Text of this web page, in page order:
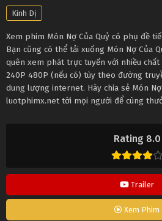
Rating 8.0
Trailer
Xem Phim
Kinh Dị
Xem phim Món Nợ Của Quỷ có phụ đề
Bạn cũng có thể tải xuống Món Nợ Của
quên xem phát trực tuyến với nhiều chất
240P 480P (nếu có) tùy theo đường
dung lượng internet. Hãy chia sẻ Món
luotphimx.net tới mọi người để cùng